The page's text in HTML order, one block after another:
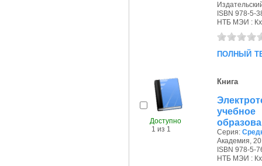
ISBN 978-5-
НТБ МЭИ :
полный
Доступно
1 из 1
Книга
учебное
Серия:
Академия,
ISBN 978-5-
НТБ МЭИ : Кх